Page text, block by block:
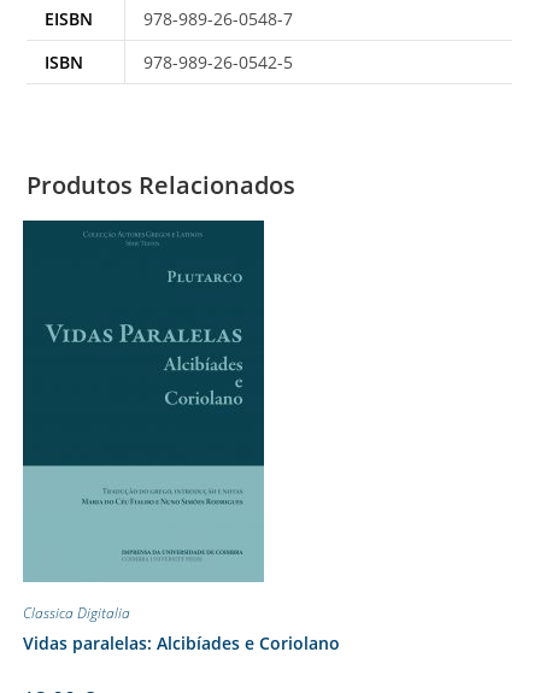
EISBN
978-989-26-0548-7
ISBN
978-989-26-0542-5
Produtos Relacionados
Classica Digitalia
Vidas paralelas: Alcibíades e Coriolano